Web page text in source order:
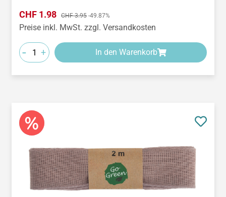
Verkaufspreis:
CHF 1.98 Regulärer Preis:
CHF 3.95 -49.87%
Preise inkl. MwSt. zzgl. Versandkosten
- + In den Warenkorb